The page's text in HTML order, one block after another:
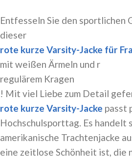
Entfesseln Sie den sportlichen
dieser
rote kurze Varsity-Jacke für
mit weißen Ärmeln und r
regulärem Kragen
! Mit viel Liebe zum Detail
rote kurze Varsity-Jacke passt
Hochschulsporttag. Es handelt
amerikanische Trachtenjacke
eine zeitlose Schönheit ist, die